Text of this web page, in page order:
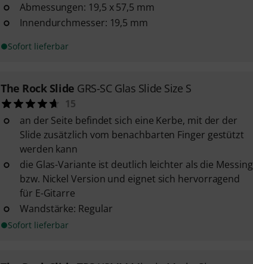
Abmessungen: 19,5 x 57,5 mm
Innendurchmesser: 19,5 mm
Sofort lieferbar
The Rock Slide GRS-SC Glas Slide Size S
15
an der Seite befindet sich eine Kerbe, mit der der
Slide zusätzlich vom benachbarten Finger gestützt
werden kann
die Glas-Variante ist deutlich leichter als die Messing
bzw. Nickel Version und eignet sich hervorragend
für E-Gitarre
Wandstärke: Regular
Sofort lieferbar